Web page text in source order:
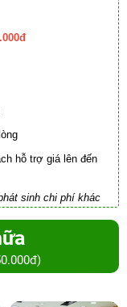
hỗ trợ giá lên đến
sinh chi phí khác